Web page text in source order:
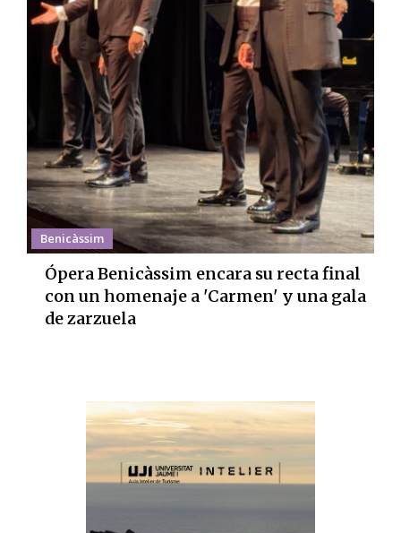
Benicàssim
Ópera Benicàssim encara su recta final
con un homenaje a 'Carmen' y una gala
de zarzuela